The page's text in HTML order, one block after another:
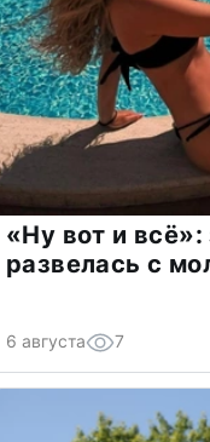
«Ну вот и
развелась с
6 августа 7